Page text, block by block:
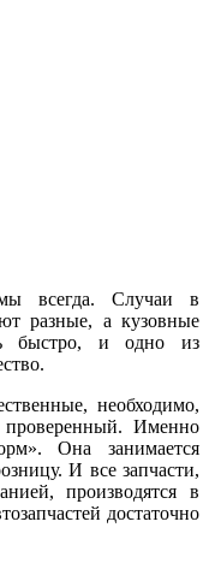
всегда. Случаи в
разные, а кузовные
быстро, и одно из
необходимо,
Именно
Она занимается
И все запчасти,
производятся в
достаточно